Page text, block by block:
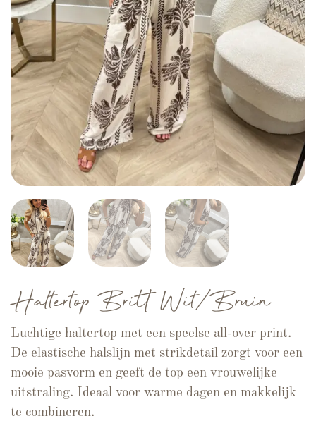
Haltertop Britt Wit/Bruin
Luchtige haltertop met een speelse all-over print.
De elastische halslijn met strikdetail zorgt voor een
mooie pasvorm en geeft de top een vrouwelijke
uitstraling. Ideaal voor warme dagen en makkelijk
te combineren.